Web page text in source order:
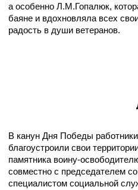
а особенно Л.М.Гопалюк,
баяне и вдохновляла всех
радость в души ветеранов.
В канун Дня Победы
благоустроили свои
памятника воину-
совместно с председателем
специалистом социальной